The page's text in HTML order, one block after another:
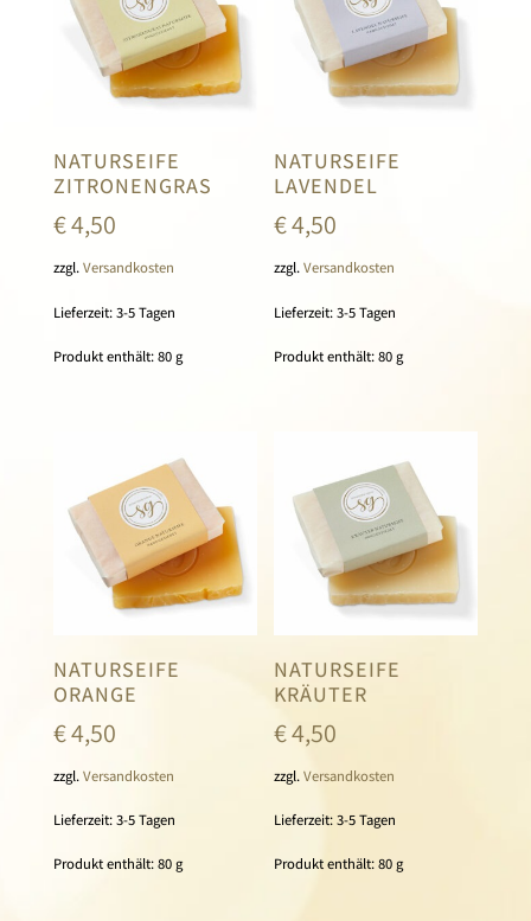
NATURSEIFE
ZITRONENGRAS
€4,50
zzgl.Versandkosten
Lieferzeit:3-5 Tagen
Produkt enthält: 80g
NATURSEIFE
LAVENDEL
€4,50
zzgl.Versandkosten
Lieferzeit:3-5 Tagen
Produkt enthält: 80g
NATURSEIFE
ORANGE
€4,50
zzgl.Versandkosten
Lieferzeit:3-5 Tagen
Produkt enthält: 80g
NATURSEIFE
KRÄUTER
€4,50
zzgl.Versandkosten
Lieferzeit:3-5 Tagen
Produkt enthält: 80g